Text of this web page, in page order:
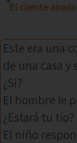
El cliente airado
Este era una
de una casa y
¿Si?
El hombre le
¿Estará tu tío?
El niño